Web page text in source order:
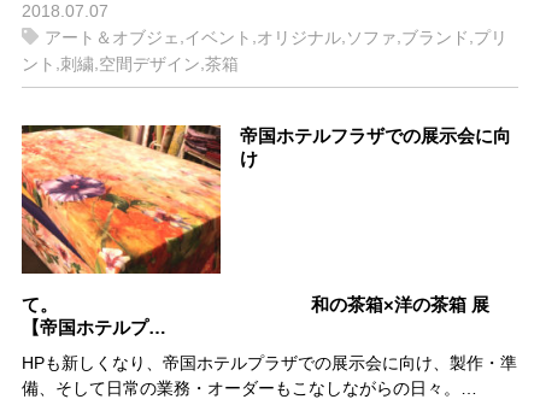
2018.07.07
アート＆オブジェ,イベント ,オリジナル,ソファ,ブランド,プリ
ント ,刺繍,空間デザイン,茶箱
帝国ホテルフラザでの展示会に向
け
て。 和の茶箱×洋の茶箱 展
【帝国ホテルプ…
HPも新しくなり、帝国ホテルプラザでの展示会に向け、製作・準
備、そして日常の業務・オーダーもこなしながらの日々。…